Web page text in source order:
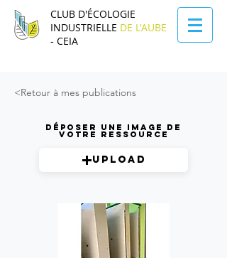
CLUB D'ÉCOLOGIE
INDUSTRIELLE DE L'AUBE
- CEIA
<Retour à mes publications
Déposer une image de
votre ressource
Upload